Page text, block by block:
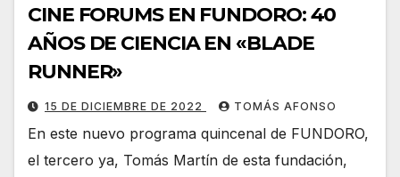
CINE FORUMS EN FUNDORO: 40
AÑOS DE CIENCIA EN «BLADE
RUNNER»
15 DE DICIEMBRE DE 2022 TOMÁS AFONSO
En este nuevo programa quincenal de FUNDORO,
el tercero ya, Tomás Martín de esta fundación,